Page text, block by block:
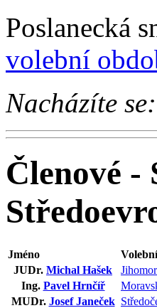
Poslanecká
volební
Nacházíte se:
Členové -
Jméno
JUDr. Michal Hašek
Ing. Pavel Hrnčíř
MUDr. Josef Janeček